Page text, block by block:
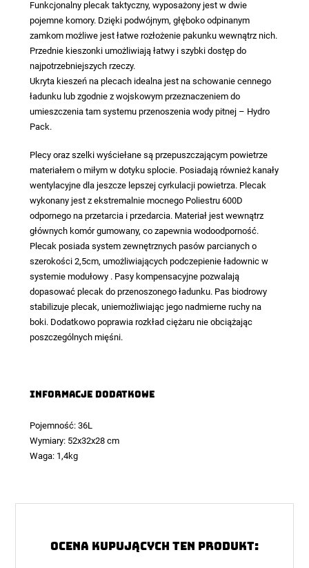
Funkcjonalny plecak taktyczny, wyposażony jest w dwie
pojemne komory. Dzięki podwójnym, głęboko odpinanym
zamkom możliwe jest łatwe rozłożenie pakunku wewnątrz nich.
Przednie kieszonki umożliwiają łatwy i szybki dostęp do
najpotrzebniejszych rzeczy.
Ukryta kieszeń na plecach idealna jest na schowanie cennego
ładunku lub zgodnie z wojskowym przeznaczeniem do
umieszczenia tam systemu przenoszenia wody pitnej – Hydro
Pack.
Plecy oraz szelki wyściełane są przepuszczającym powietrze
materiałem o miłym w dotyku splocie. Posiadają również kanały
wentylacyjne dla jeszcze lepszej cyrkulacji powietrza. Plecak
wykonany jest z ekstremalnie mocnego Poliestru 600D
odpornego na przetarcia i przedarcia. Materiał jest wewnątrz
głównych komór gumowany, co zapewnia wodoodporność.
Plecak posiada system zewnętrznych pasów parcianych o
szerokości 2,5cm, umożliwiających podczepienie ładownic w
systemie modułowy . Pasy kompensacyjne pozwalają
dopasować plecak do przenoszonego ładunku. Pas biodrowy
stabilizuje plecak, uniemożliwiając jego nadmierne ruchy na
boki. Dodatkowo poprawia rozkład ciężaru nie obciążając
poszczególnych mięśni.
Informacje dodatkowe
Pojemność: 36L
Wymiary: 52x32x28 cm
Waga: 1,4kg
Ocena kupujących ten produkt: